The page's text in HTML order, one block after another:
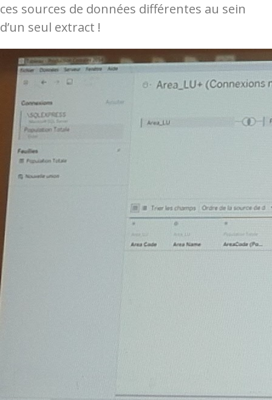
ces sources de données différentes au sein
d’un seul extract !